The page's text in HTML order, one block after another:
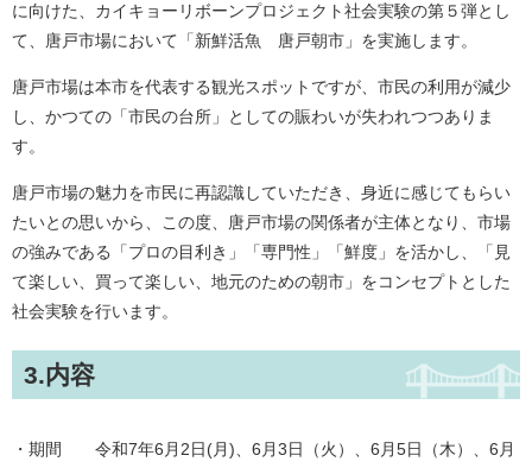
に向けた、カイキョーリボーンプロジェクト社会実験の第５弾とし
て、唐戸市場において「新鮮活魚 唐戸朝市」を実施します。
唐戸市場は本市を代表する観光スポットですが、市民の利用が減少
し、かつての「市民の台所」としての賑わいが失われつつありま
す。
唐戸市場の魅力を市民に再認識していただき、身近に感じてもらい
たいとの思いから、この度、唐戸市場の関係者が主体となり、市場
の強みである「プロの目利き」「専門性」「鮮度」を活かし、「見
て楽しい、買って楽しい、地元のための朝市」をコンセプトとした
社会実験を行います。
3.内容
・期間 令和7年6月2日(月)、6月3日（火）、6月5日（木）、6月